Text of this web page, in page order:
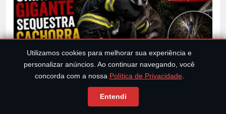
Criatura Misteriosa Leva Cachorro na Argentina e
Testemunha Faz Relato Assustador
Utilizamos cookies para melhorar sua experiência e
personalizar anúncios. Ao continuar navegando, você
concorda com a nossa Política de Privacidade.
Entendi